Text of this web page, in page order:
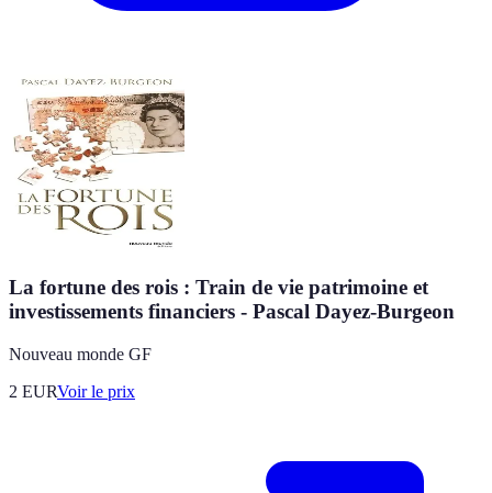
La fortune des rois : Train de vie patrimoine et
investissements financiers - Pascal Dayez-Burgeon
Nouveau monde GF
2 EURVoir le prix